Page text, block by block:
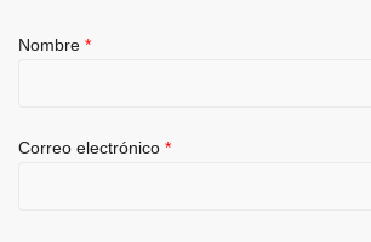
Nombre *
Correo electrónico *